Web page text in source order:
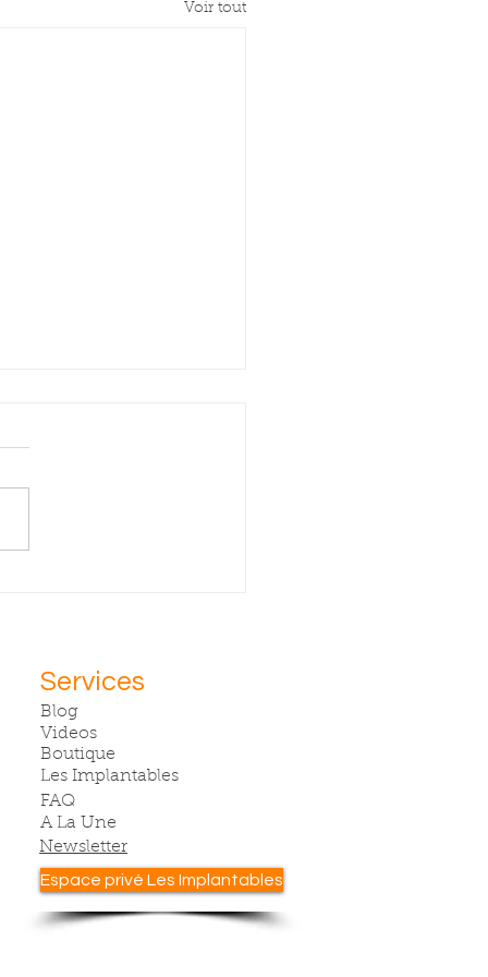
Voir tout
Espace privé Les Implantables
Blog
Videos
Boutique
Les Implantables
FAQ
A La Une
Newsletter
Services